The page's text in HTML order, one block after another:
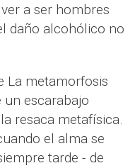
a ser hombres
daño alcohólico no
La metamorfosis
escarabajo
resaca metafísica.
el alma se
tarde - de